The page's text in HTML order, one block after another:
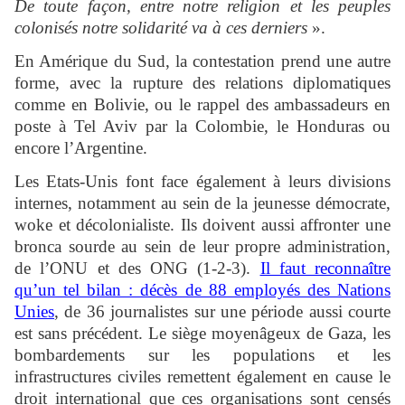
De toute façon, entre notre religion et les peuples
colonisés notre solidarité va à ces derniers ».
En Amérique du Sud, la contestation prend une autre
forme, avec la rupture des relations diplomatiques
comme en Bolivie, ou le rappel des ambassadeurs en
poste à Tel Aviv par la Colombie, le Honduras ou
encore l’Argentine.
Les Etats-Unis font face également à leurs divisions
internes, notamment au sein de la jeunesse démocrate,
woke et décolonialiste. Ils doivent aussi affronter une
bronca sourde au sein de leur propre administration,
de l’ONU et des ONG (1-2-3). Il faut reconnaître
qu’un tel bilan : décès de 88 employés des Nations
Unies, de 36 journalistes sur une période aussi courte
est sans précédent. Le siège moyenâgeux de Gaza, les
bombardements sur les populations et les
infrastructures civiles remettent également en cause le
droit international que ces organisations sont censés